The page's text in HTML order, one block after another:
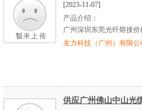
[2023-11-07]
产品介绍：
广州深圳东莞光纤熔接
友力科技（广州）有限公
供应广州佛山中山光